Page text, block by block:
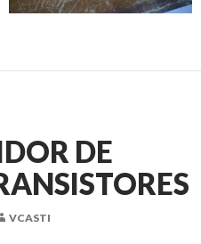
DE
VCASTI